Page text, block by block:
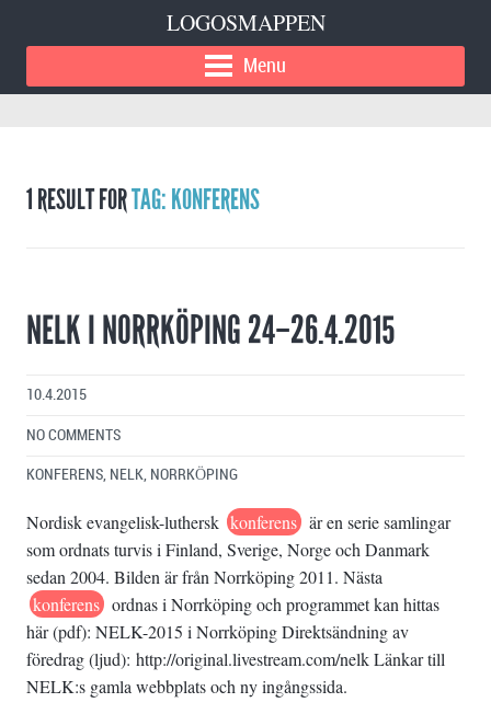
LOGOSMAPPEN
Menu
1 RESULT FORTAG: KONFERENS
NELK I NORRKÖPING 24–26.4.2015
10.4.2015
NO COMMENTS
KONFERENS, NELK, NORRKÖPING
Nordisk evangelisk-luthersk konferens är en serie samlingar
som ordnats turvis i Finland, Sverige, Norge och Danmark
sedan 2004. Bilden är från Norrköping 2011. Nästa
konferens ordnas i Norrköping och programmet kan hittas
här (pdf): NELK-2015 i Norrköping Direktsändning av
föredrag (ljud): http://original.livestream.com/nelk Länkar till
NELK:s gamla webbplats och ny ingångssida.